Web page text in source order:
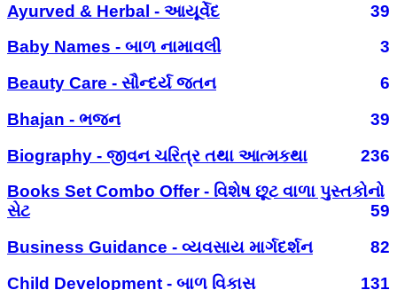
Ayurved & Herbal - આયૂર્વેદ
39
Baby Names - બાળ નામાવલી
3
Beauty Care - સૌન્દર્ય જતન
6
Bhajan - ભજન
39
Biography - જીવન ચરિત્ર તથા આત્મકથા
236
Books Set Combo Offer - વિશેષ છૂટ વાળા પુસ્તકોનો
સેટ
59
Business Guidance - વ્યવસાય માર્ગદર્શન
82
Child Development - બાળ વિકાસ
131